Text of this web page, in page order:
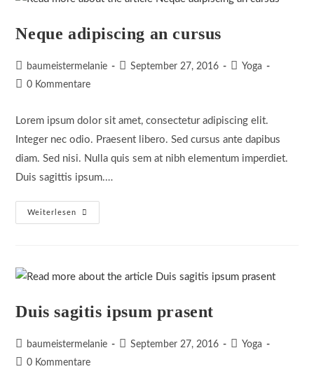
Neque adipiscing an cursus
Beitrags-
Autor:
baumeistermelanie
Beitrag
September 27, 2016
Beitrags-
Yoga
Beitrags-
0 Kommentare
Lorem ipsum dolor sit amet, consectetur adipiscing elit.
Integer nec odio. Praesent libero. Sed cursus ante dapibus
diam. Sed nisi. Nulla quis sem at nibh elementum imperdiet.
Duis sagittis ipsum.…
Weiterlesen
Neque
Adipiscing
Duis sagitis ipsum prasent
Beitrags-
Autor:
baumeistermelanie
Beitrag
September 27, 2016
Beitrags-
Yoga
Beitrags-
0 Kommentare